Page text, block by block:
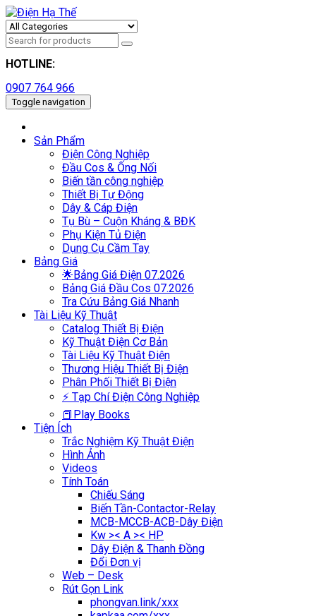
HOTLINE:
0907 764 966
Toggle navigation
Sản Phẩm
Điện Công Nghiệp
Đầu Cos & Ống Nối
Biến tần công nghiệp
Thiết Bị Tự Động
Dây & Cáp Điện
Tụ Bù – Cuộn Kháng & BĐK
Phụ Kiện Tủ Điện
Dụng Cụ Cầm Tay
Bảng Giá
🌟Bảng Giá Điện 07.2026
Bảng Giá Đầu Cos 07.2026
Tra Cứu Bảng Giá Nhanh
Tài Liệu Kỹ Thuật
Catalog Thiết Bị Điện
Kỹ Thuật Điện Cơ Bản
Tài Liệu Kỹ Thuật Điện
Thương Hiệu Thiết Bị Điện
Phân Phối Thiết Bị Điện
⚡ Tạp Chí Điện Công Nghiệp
📕Play Books
Tiện Ích
Trắc Nghiệm Kỹ Thuật Điện
Hình Ảnh
Videos
Tính Toán
Chiếu Sáng
Biến Tần-Contactor-Relay
MCB-MCCB-ACB-Dây Điện
Kw >< A >< HP
Dây Điện & Thanh Đồng
Đổi Đơn vị
Web – Desk
Rút Gọn Link
phongvan.link/xxx